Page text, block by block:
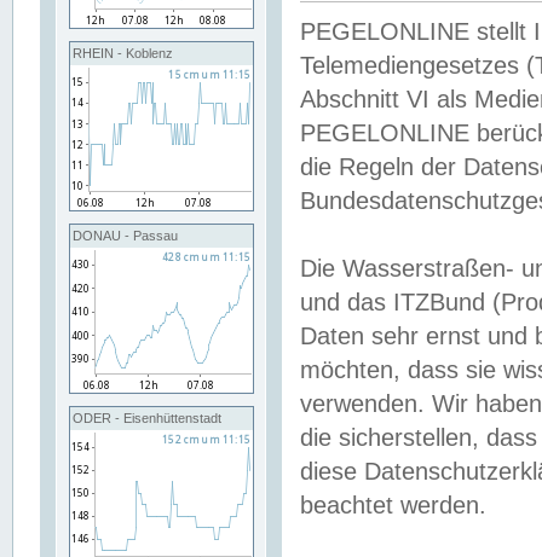
RHEIN - Koblenz
DONAU - Passau
ODER - Eisenhüttenstadt
PEGELONLINE stellt
Telemediengesetzes
Abschnitt VI als
PEGELONLINE
die Regeln der
Die Wasserstraßen-
und das ITZBund
Daten sehr ernst und
möchten, dass sie
verwenden. Wir
die sicherstellen,
diese
beachtet werden.